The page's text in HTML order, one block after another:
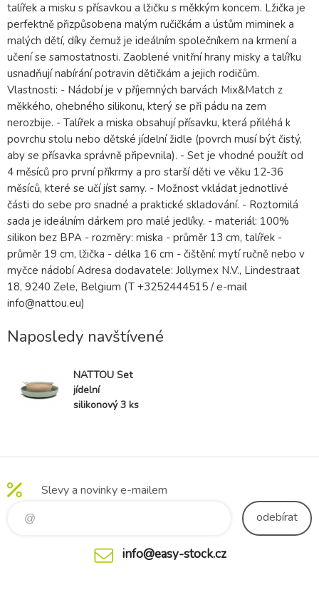
talířek a misku s přísavkou a lžičku s měkkým koncem. Lžička je
perfektně přizpůsobena malým ručičkám a ústům miminek a
malých dětí, díky čemuž je ideálním společníkem na krmení a
učení se samostatnosti. Zaoblené vnitřní hrany misky a talířku
usnadňují nabírání potravin dětičkám a jejich rodičům.
Vlastnosti: - Nádobí je v příjemných barvách Mix&Match z
měkkého, ohebného silikonu, který se při pádu na zem
nerozbije. - Talířek a miska obsahují přísavku, která přiléhá k
povrchu stolu nebo dětské jídelní židle (povrch musí být čistý,
aby se přísavka správně připevnila). - Set je vhodné použít od
4 měsíců pro první příkrmy a pro starší děti ve věku 12-36
měsíců, které se učí jíst samy. - Možnost vkládat jednotlivé
části do sebe pro snadné a praktické skladování. - Roztomilá
sada je ideálním dárkem pro malé jedlíky. - materiál: 100%
silikon bez BPA - rozměry: miska - průměr 13 cm, talířek -
průměr 19 cm, lžička - délka 16 cm - čištění: mytí ručně nebo v
myčce nádobí Adresa dodavatele: Jollymex N.V., Lindestraat
18, 9240 Zele, Belgium (T +3252444515 / e-mail
info@nattou.eu)
Naposledy navštívené
NATTOU Set
jídelní
silikonový 3 ks
Slevy a novinky e-mailem
odebírat
info@easy-stock.cz